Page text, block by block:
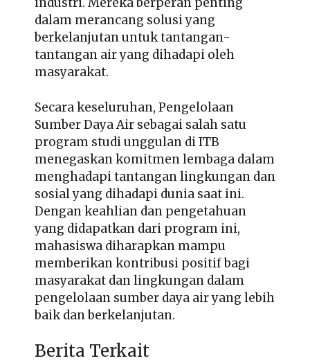
dalam merancang solusi yang
berkelanjutan untuk tantangan-
tantangan air yang dihadapi oleh
masyarakat.
Secara keseluruhan, Pengelolaan
Sumber Daya Air sebagai salah satu
program studi unggulan di ITB
menegaskan komitmen lembaga dalam
menghadapi tantangan lingkungan dan
sosial yang dihadapi dunia saat ini.
Dengan keahlian dan pengetahuan
yang didapatkan dari program ini,
mahasiswa diharapkan mampu
memberikan kontribusi positif bagi
masyarakat dan lingkungan dalam
pengelolaan sumber daya air yang lebih
baik dan berkelanjutan.
Berita Terkait